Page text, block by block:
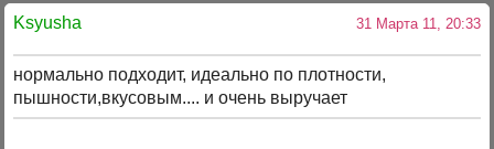
Ksyusha 31 Марта 11, 20:33
нормально подходит, идеально по плотности,
пышности,вкусовым.... и очень выручает